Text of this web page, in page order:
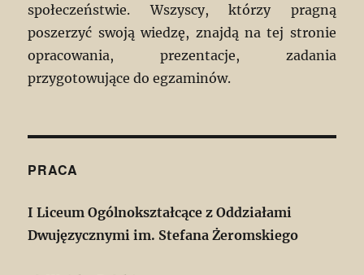
społeczeństwie. Wszyscy, którzy pragną
poszerzyć swoją wiedzę, znajdą na tej stronie
opracowania, prezentacje, zadania
przygotowujące do egzaminów.
PRACA
I Liceum Ogólnokształcące z Oddziałami
Dwujęzycznymi im. Stefana Żeromskiego